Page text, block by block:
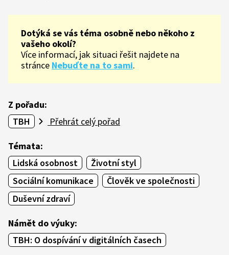
Dotýká se vás téma osobně nebo někoho z
vašeho okolí?
Více informací, jak situaci řešit najdete na
stránce Nebuďte na to sami.
Z pořadu:
TBH
Přehrát celý pořad
Témata:
Lidská osobnost
Životní styl
Sociální komunikace
Člověk ve společnosti
Duševní zdraví
Námět do výuky:
TBH: O dospívání v digitálních časech